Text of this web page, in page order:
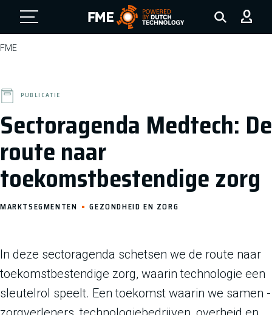
FME Logo, to the homepage
FME
Sectoragenda Medtech: De
route naar
toekomstbestendige zorg
PUBLICATIE
MARKTSEGMENTEN GEZONDHEID EN ZORG
In deze sectoragenda schetsen we de route naar
toekomstbestendige zorg, waarin technologie een
sleutelrol speelt. Een toekomst waarin we samen -